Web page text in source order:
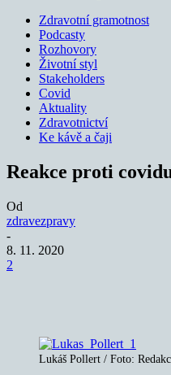
Zdravotní gramotnost
Podcasty
Rozhovory
Životní styl
Stakeholders
Covid
Aktuality
Zdravotnictví
Ke kávě a čaji
Reakce proti
Od
zdravezpravy
-
8. 11. 2020
2
Lukáš Pollert / Foto: